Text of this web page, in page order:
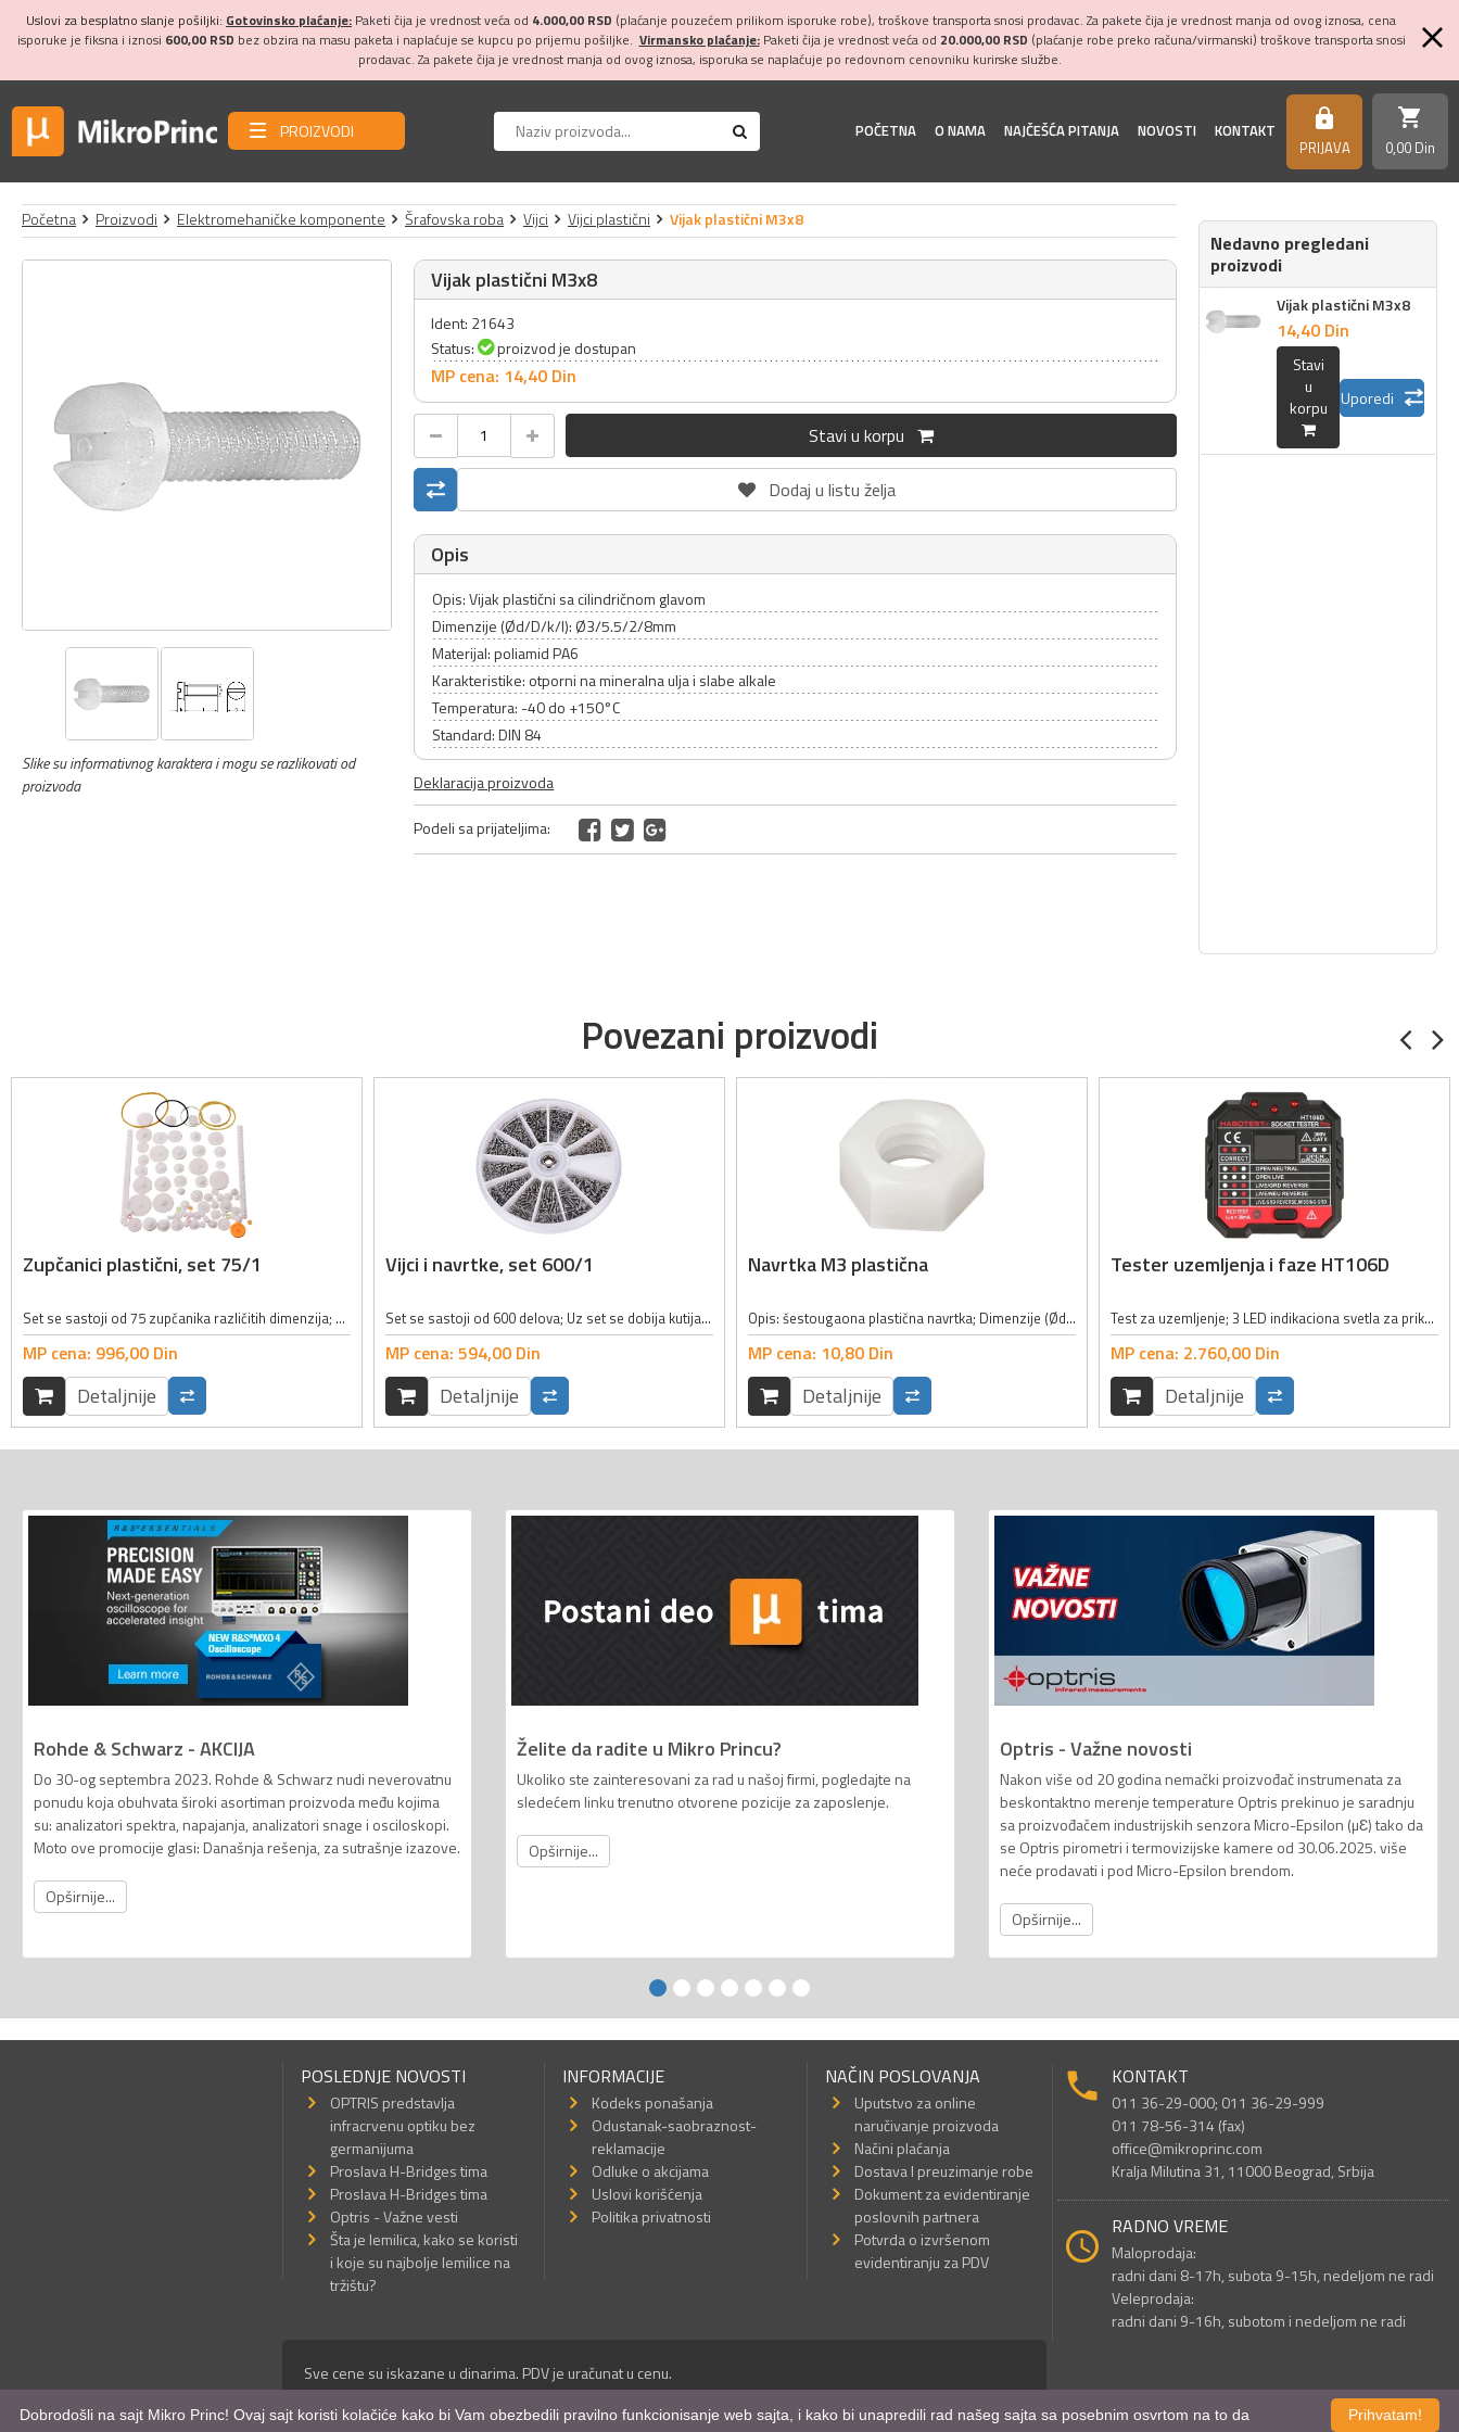
Uslovi za besplatno slanje pošiljki: Gotovinsko plaćanje: Paketi čija je vrednost veća od 4.000,00 RSD (plaćanje pouzećem prilikom isporuke robe), troškove transporta snosi prodavac. Za pakete čija je vrednost manja od ovog iznosa, cena
isporuke je fiksna i iznosi 600,00 RSD bez obzira na masu paketa i naplaćuje se kupcu po prijemu pošiljke. Virmansko plaćanje:Paketi čija je vrednost veća od 20.000,00 RSD (plaćanje robe preko računa/virmanski) troškove transporta snosi
prodavac. Za pakete čija je vrednost manja od ovog iznosa, isporuka se naplaćuje po redovnom cenovniku kurirske službe.
PROIZVODI POČETNA O NAMA NAJČEŠĆA PITANJA NOVOSTI KONTAKT https
PRIJAVA
shopping_cart
0,00 Din
Početna Proizvodi Elektromehaničke komponente Šrafovska roba Vijci Vijci plastični Vijak plastični M3x8
Slike su informativnog karaktera i mogu se razlikovati od
proizvoda
Vijak plastični M3x8
Ident: 21643
Status:
proizvod je dostupan
MP cena: 14,40 Din
Stavi u korpu
Dodaj u listu želja
Opis
Opis: Vijak plastični sa cilindričnom glavom
Dimenzije (Ød/D/k/l): Ø3/5.5/2/8mm
Materijal: poliamid PA6
Karakteristike: otporni na mineralna ulja i slabe alkale
Temperatura: -40 do +150°C
Standard: DIN 84
Deklaracija proizvoda
Podeli sa prijateljima:
Nedavno pregledani
proizvodi
Vijak plastični M3x8
14,40 Din
Stavi
u
korpu
Uporedi
Povezani proizvodi
Zupčanici plastični, set 75/1
Set se sastoji od 75 zupčanika različitih dimenzija; Materijal izrade zupčanika: plastika;
MP cena: 996,00 Din
Detaljnije
Vijci i navrtke, set 600/1
Set se sastoji od 600 delova; Uz set se dobija kutija sa 12 pregrada za razdvajanje šrafova; Set se sastoji od vijaka i matica različitih dimenzija za različite namene; Karakteristike: Korisno za popravku naočara, satova i elektronike...
MP cena: 594,00 Din
Detaljnije
Navrtka M3 plastična
Opis: šestougaona plastična navrtka; Dimenzije (Ød/m/sw): Ø3/2.4/5.6mm; Materijal: poliamid;
MP cena: 10,80 Din
Detaljnije
Tester uzemljenja i faze HT106D
Test za uzemljenje; 3 LED indikaciona svetla za prikaz rezultata; LCD ekran za prikaz rezultata merenja napona; Radna temperatura: 0 - 40°C; Radni napon: 48 - 250V; Dimenzije: 58x64x60mm
MP cena: 2.760,00 Din
Detaljnije
Rohde & Schwarz - AKCIJA
Do 30-og septembra 2023. Rohde & Schwarz nudi neverovatnu
ponudu koja obuhvata široki asortiman proizvoda među kojima
su: analizatori spektra, napajanja, analizatori snage i osciloskopi.
Moto ove promocije glasi: Današnja rešenja, za sutrašnje izazove.
Opširnije...
Želite da radite u Mikro Princu?
Ukoliko ste zainteresovani za rad u našoj firmi, pogledajte na
sledećem linku trenutno otvorene pozicije za zaposlenje.
Opširnije...
Optris - Važne novosti
Nakon više od 20 godina nemački proizvođač instrumenata za
beskontaktno merenje temperature Optris prekinuo je saradnju
sa proizvođačem industrijskih senzora Micro-Epsilon (µƐ) tako da
se Optris pirometri i termovizijske kamere od 30.06.2025. više
neće prodavati i pod Micro-Epsilon brendom.
Opširnije...
POSLEDNJE NOVOSTI
OPTRIS predstavlja
infracrvenu optiku bez
germanijuma
Proslava H-Bridges tima
Proslava H-Bridges tima
Optris - Važne vesti
Šta je lemilica, kako se koristi
i koje su najbolje lemilice na
tržištu?
INFORMACIJE
Kodeks ponašanja
Odustanak-saobraznost-
reklamacije
Odluke o akcijama
Uslovi korišćenja
Politika privatnosti
NAČIN POSLOVANJA
Uputstvo za online
naručivanje proizvoda
Načini plaćanja
Dostava I preuzimanje robe
Dokument za evidentiranje
poslovnih partnera
Potvrda o izvršenom
evidentiranju za PDV
KONTAKT
011 36-29-000; 011 36-29-999
011 78-56-314 (fax)
office@mikroprinc.com
Kralja Milutina 31, 11000 Beograd, Srbija
RADNO VREME
Maloprodaja:
radni dani 8-17h, subota 9-15h, nedeljom ne radi
Veleprodaja:
radni dani 9-16h, subotom i nedeljom ne radi
Sve cene su iskazane u dinarima. PDV je uračunat u cenu.
© Mikro Princ 1999 - 2026. Sva prava su zadržana.
Kreirao*nbgcreator |Izdrada Internet prodavnice,Izrada sajtaimobilnih aplikacijai SEO optimizacija Prihvatam!
Dobrodošli na sajt Mikro Princ! Ovaj sajt koristi kolačiće kako bi Vam obezbedili pravilno funkcionisanje web sajta, i kako bi unapredili rad našeg sajta sa posebnim osvrtom na to da